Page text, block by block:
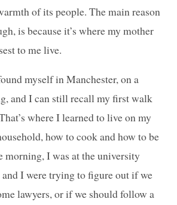
of its people. The main reason
is because it’s where my mother
to me live.
myself in Manchester, on a
and I can still recall my first walk
where I learned to live on my
how to cook and how to be
morning, I was at the university
and I were trying to figure out if we
lawyers, or if we should follow a